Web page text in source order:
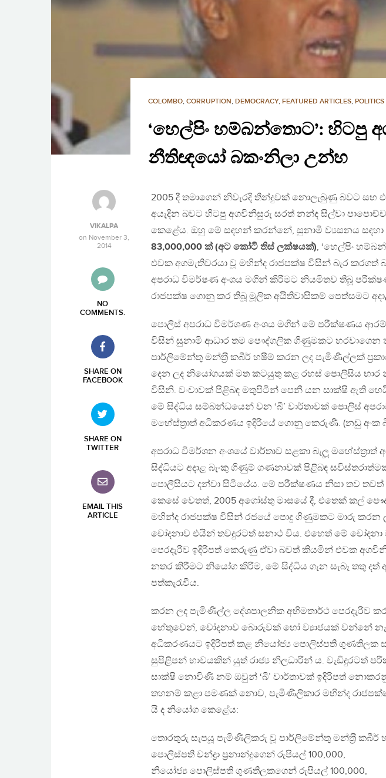
COLOMBO, CORRUPTION, DEMOCRACY, FEATURED ARTICLES,
‘හෙල්පිං හම්බන්තොට’: හිටපු
නීතිඥයෝ බකංනිලා උන්හ
VIKALPA
on November 3,
2014
NO
COMMENTS.
SHARE ON
FACEBOOK
SHARE ON
TWITTER
EMAIL THIS
ARTICLE
2005 දී තමාගෙන් නිවැරදි තීන්දුවක් නොලැබුණු බවට සහ
අයැදින බවට හිටපු අගවිනිසුරු සරත් නන්ද සිල්වා
කෙළේය. ඔහු මේ සඳහන් කරන්නේ, සුනාමි ව්‍යසනය
83,000,000 ක් (අට කෝටි තිස් ලක්ෂයක්), ‘හෙල්පිං
එවක අගමැතිවරයා වූ මහින්ද රාජපක්ෂ විසින් බැර
අපරාධ විමර්ෂණ අංශය මගින් කිරීමට නියමිතව තිබූ
රාජපක්ෂ ගොනු කර තිබූ මූලික අයිතිවාසිකම් පෙත්සමට
පොලිස් අපරාධ විමර්ශණ අංශය මගින් මේ පරීක්ෂණය
විසින් සුනාමි ආධාර තම පෞද්ගලික ගිණුමකට හරවාගෙන
පාර්ලිමේන්තු මන්ත‍්‍රී කබීර් හෂීම් කරන ලද පැමිණිල්ලක්
දෙන ලද නියෝගයක් මත කටයුතු කළ රහස් පොලිසිය
විසිනි. වංචාවක් පිළිබඳ මතුපිටින් පෙනී යන සාක්ෂි ඇති
මේ සිද්ධිය සම්බන්ධයෙන් වන ‘බී’ වාර්තාවක් පොලිස්
මහේස්ත‍්‍රාත් අධිකරණය ඉදිරියේ ගොනු කෙරුණි. (නඩු අංක බී/
අපරාධ විමර්ශන අංශයේ වාර්තාව සළකා බැලූ
සිද්ධියට අදාළ බැංකු ගිණුම් ගණනාවක් පිළිබඳ
පොලීසියට දන්වා සිටියේය. මේ පරීක්ෂණය නිසා තව
කෙසේ වෙතත්, 2005 අගෝස්තු මාසයේ දී, එතෙක් කල්
මහින්ද රාජපක්ෂ විසින් රජයේ පොදු ගිණුමකට මාරු කරන
චෝදනාව එයින් තවදුරටත් සනාථ විය. එහෙත් මේ චෝදනා
පෙරදැරිව ඉදිරිපත් කෙරුණු ඒවා බවත් කියමින් එවක
නතර කිරීමට නියෝග කිරීම, මේ සිද්ධිය ගැන සැබෑ තතු දත්
පත්කැරැවීය.
කරන ලද පැමිණිල්ල දේශපාලනික අභිමතාර්ථ පෙරදැරිව
හේතුවෙන්, චෝදනාව බොරුවක් හෝ ව්‍යාජයක් වන්නේ නැත.
අධිකරණයට ඉදිරිපත් කළ නියෝජ්‍ය පොලිස්පති ගුණතිලක
සුපිළිපන් භාවයකින් යුත් රාජ්‍ය නිලධාරීන් ය. වැඩිදුරටත්
සාක්ෂි නොවිණි නම් ඔවුන් ‘බී’ වාර්තාවක් ඉදිරිපත්
තහනම් කළා පමණක් නොව, පැමිණිලිකාර මහින්ද
යි ද නියෝග කෙළේය:
තොරතුරු සැපයූ පැමිණිලිකරු වූ පාර්ලිමේන්තු මන්ත‍්‍රී කබීර්
පොලිස්පති චන්ද්‍රා ප‍්‍රනාන්දුගෙන් රුපියල් 100,000,
නියෝජ්‍ය පොලිස්පති ගුණතිලකගෙන් රුපියල් 100,000,